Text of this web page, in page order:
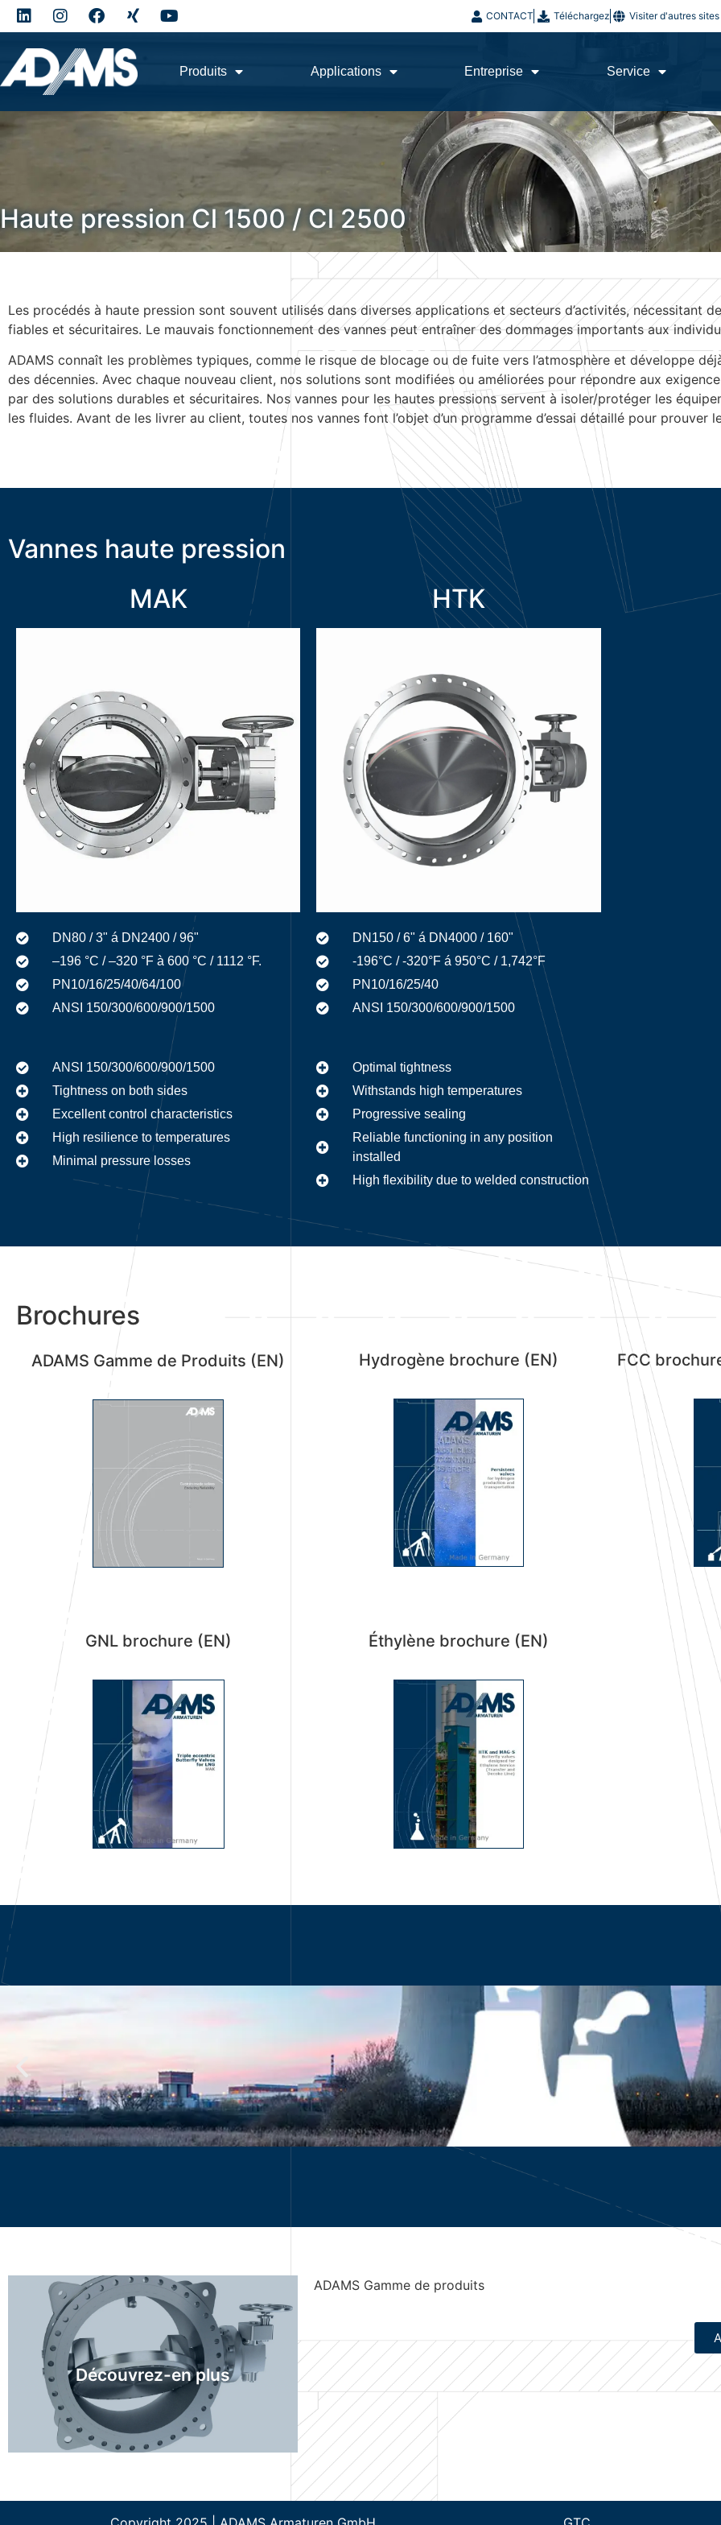
CONTACT Téléchargez Visiter d'autres
Produits Applications Entreprise Service
Haute pression Cl 1500 / Cl 2500
Les procédés à haute pression sont souvent utilisés dans diverses applications et secteurs d’activités, nécessitant
fiables et sécuritaires. Le mauvais fonctionnement des vannes peut entraîner des dommages importants aux
ADAMS connaît les problèmes typiques, comme le risque de blocage ou de fuite vers l’atmosphère et développe
des décennies. Avec chaque nouveau client, nos solutions sont modifiées ou améliorées pour répondre aux
par des solutions durables et sécuritaires. Nos vannes pour les hautes pressions servent à isoler/protéger les
les fluides. Avant de les livrer au client, toutes nos vannes font l’objet d’un programme d’essai détaillé pour prouver
Vannes haute pression
MAK
DN80 / 3" á DN2400 / 96"
–196 °C / –320 °F à 600 °C / 1112 °F.
PN10/16/25/40/64/100
ANSI 150/300/600/900/1500
ANSI 150/300/600/900/1500
Tightness on both sides
Excellent control characteristics
High resilience to temperatures
Minimal pressure losses
HTK
DN150 / 6" á DN4000 / 160"
-196°C / -320°F á 950°C / 1,742°F
PN10/16/25/40
ANSI 150/300/600/900/1500
Optimal tightness
Withstands high temperatures
Progressive sealing
Reliable functioning in any position
installed
High flexibility due to welded construction
Brochures
ADAMS Gamme de Produits (EN) Hydrogène brochure (EN) FCC
GNL brochure (EN) Éthylène brochure (EN)
Découvrez-en plus
ADAMS Recherche de
produits
Découvrez-en plus
ADAMS Gamme de produits